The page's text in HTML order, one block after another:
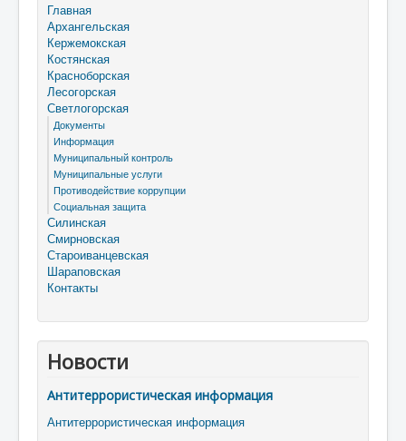
Главная
Архангельская
Кержемокская
Костянская
Красноборская
Лесогорская
Светлогорская
Документы
Информация
Муниципальный контроль
Муниципальные услуги
Противодействие коррупции
Социальная защита
Силинская
Смирновская
Староиванцевская
Шараповская
Контакты
Новости
Антитеррористическая информация
Антитеррористическая информация